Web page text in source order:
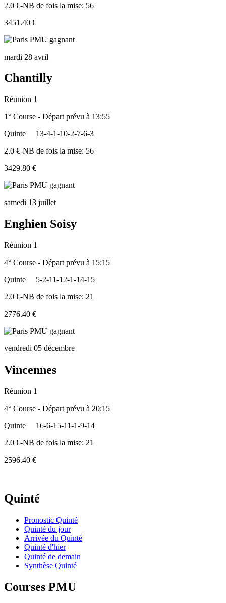
2.0 €-NB de fois la mise: 56
3451.40 €
mardi 28 avril
Chantilly
Réunion 1
1° Course - Départ prévu à 13:55
Quinte
13-4-1-10-2-7-6-3
2.0 €-NB de fois la mise: 56
3429.80 €
samedi 13 juillet
Enghien Soisy
Réunion 1
4° Course - Départ prévu à 15:15
Quinte
5-2-11-12-1-14-15
2.0 €-NB de fois la mise: 21
2776.40 €
vendredi 05 décembre
Vincennes
Réunion 1
4° Course - Départ prévu à 20:15
Quinte
16-6-15-11-1-9-14
2.0 €-NB de fois la mise: 21
2596.40 €
Quinté
Pronostic Quinté
Quinté du jour
Arrivée du Quinté
Quinté d'hier
Quinté de demain
Synthèse Quinté
Courses PMU